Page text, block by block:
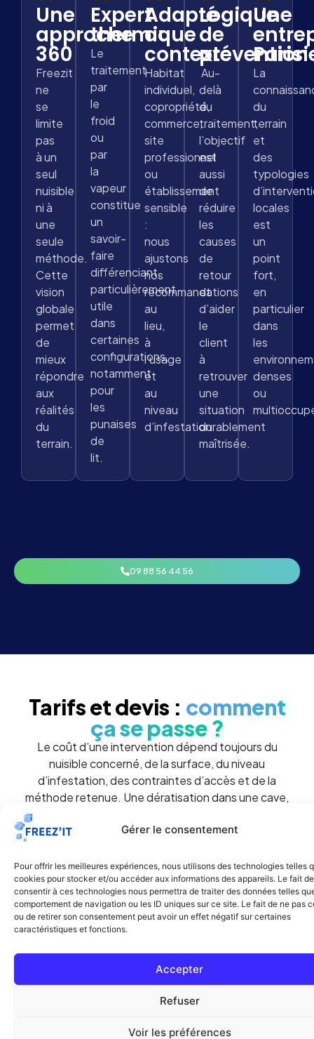
Gérer le consentement
Pour offrir les meilleures expériences, nous utilisons des technologies telles
cookies pour stocker et/ou accéder aux informations des appareils. Le fait de
consentir à ces technologies nous permettra de traiter des données telles
comportement de navigation ou les ID uniques sur ce site. Le fait de ne pas
ou de retirer son consentement peut avoir un effet négatif sur certaines
caractéristiques et fonctions.
Accepter
Refuser
Voir les préférences
Une
approche
360
Freezit
ne
se
limite
pas
à un
seul
nuisible
ni à
une
seule
méthode.
Cette
vision
globale
permet
de
mieux
répondre
aux
réalités
du
terrain.
Expert
thermique
Le
traitement
par
le
froid
ou
par
la
vapeur
constitue
un
savoir-
faire
différenciant,
particulièrement
utile
dans
certaines
configurations,
notamment
pour
les
punaises
de
lit.
Adapté
au
contexte
Habitat
individuel,
copropriété,
commerce,
site
professionnel
ou
établissement
sensible
:
nous
ajustons
nos
recommandations
au
lieu,
à
l’usage
et
au
niveau
d’infestation.
Logique
de
prévention
Au-
delà
du
traitement,
l’objectif
est
aussi
de
réduire
les
causes
de
retour
et
d’aider
le
client
à
retrouver
une
situation
durablement
maîtrisée.
Une
La
du
terrain
et
des
typologies
locales
est
un
point
fort,
en
particulier
dans
les
denses
ou
09 88 56 44 56
Tarifs et devis : comment
ça se passe ?
Le coût d’une intervention dépend toujours du
nuisible concerné, de la surface, du niveau
d’infestation, des contraintes d’accès et de la
méthode retenue. Une dératisation dans une cave,
un traitement de cafards en cuisine professionnelle
ou une intervention punaises de lit dans un
C’est pour cette raison que Freezit propose
une logique claire : comprendre la situation,
orienter vers la bonne prestation et établir un
devis cohérent.
Pour certains besoins, des outils comme les
calculateurs dédiés à la dératisation ou à la
désinsectisation peuvent aussi aider à mieux cadrer